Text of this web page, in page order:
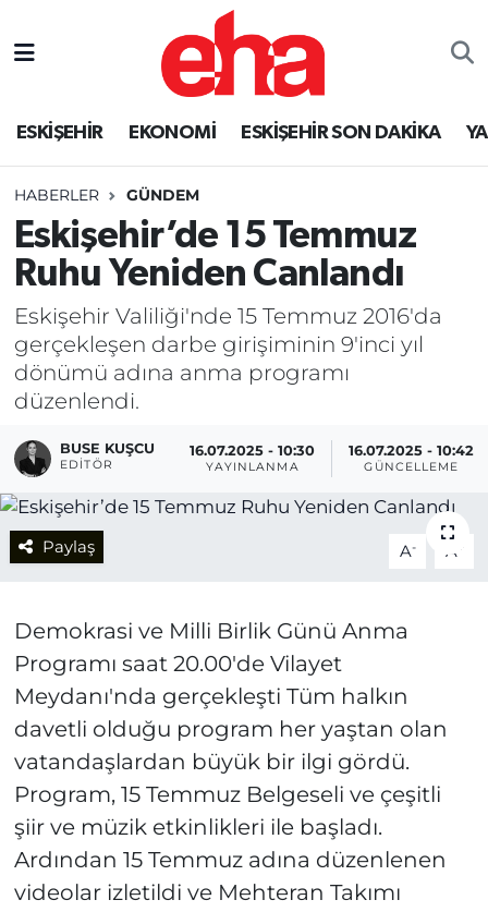
ESKİŞEHİR EKONOMİ ESKİŞEHİR SON DAKİKA
HABERLER GÜNDEM
Eskişehir’de 15 Temmuz
Ruhu Yeniden Canlandı
Eskişehir Valiliği'nde 15 Temmuz 2016'da
gerçekleşen darbe girişiminin 9'inci yıl
dönümü adına anma programı
düzenlendi.
BUSE KUŞCU
EDITÖR
16.07.2025 - 10:30
YAYINLANMA
16.07.2025 - 10:42
GÜNCELLEME
Paylaş A- A +
Demokrasi ve Milli Birlik Günü Anma
Programı saat 20.00'de Vilayet
Meydanı'nda gerçekleşti Tüm halkın
davetli olduğu program her yaştan olan
vatandaşlardan büyük bir ilgi gördü.
Program, 15 Temmuz Belgeseli ve çeşitli
şiir ve müzik etkinlikleri ile başladı.
Ardından 15 Temmuz adına düzenlenen
videolar izletildi ve Mehteran Takımı